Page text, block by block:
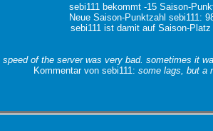
sebi111 bekommt -15 Saison-
Neue Saison-Punktzahl sebi111:
sebi111 ist damit auf Saison-Platz
speed of the server was very bad. sometimes it
Kommentar von sebi111:some lags, but a